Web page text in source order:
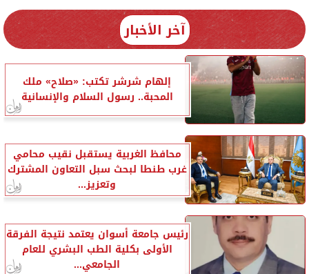
آخر الأخبار
إلهام شرشر تكتب: «صلاح» ملك
المحبة.. رسول السلام والإنسانية
محافظ الغربية يستقبل نقيب محامي
غرب طنطا لبحث سبل التعاون المشترك
وتعزيز...
رئيس جامعة أسوان يعتمد نتيجة الفرقة
الأولى بكلية الطب البشري للعام
الجامعي...